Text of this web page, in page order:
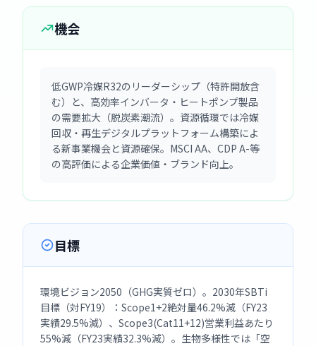
機会
低GWP冷媒R32のリーダーシップ（特許開放含
む）と、高効率インバータ・ヒートポンプ製品
の需要拡大（脱炭素潮流）。資源循環では冷媒
回収・再生デジタルプラットフォーム構築によ
る新事業機会と資源確保。MSCI AA、CDP A-等
の高評価による企業価値・ブランド向上。
目標
環境ビジョン2050（GHG実質ゼロ）。2030年SBTi
目標（対FY19）：Scope1+2絶対量46.2%減（FY23
実績29.5%減）、Scope3(Cat11+12)営業利益あたり
55%減（FY23実績32.3%減）。生物多様性では「空